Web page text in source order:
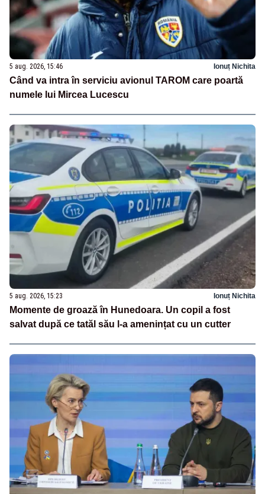
5 aug. 2026, 15:46 Ionuț Nichita
Când va intra în serviciu avionul TAROM care poartă
numele lui Mircea Lucescu
5 aug. 2026, 15:23 Ionuț Nichita
Momente de groază în Hunedoara. Un copil a fost
salvat după ce tatăl său l-a amenințat cu un cutter